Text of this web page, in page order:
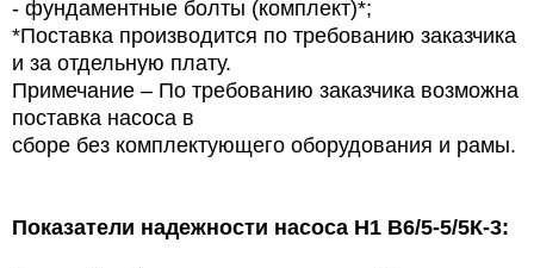
- фундаментные болты (комплект)*;
*Поставка производится по требованию заказчика
и за отдельную плату.
Примечание – По требованию заказчика возможна
поставка насоса в
сборе без комплектующего оборудования и рамы.
Показатели надежности насоса Н1 В6/5-5/5К-3: